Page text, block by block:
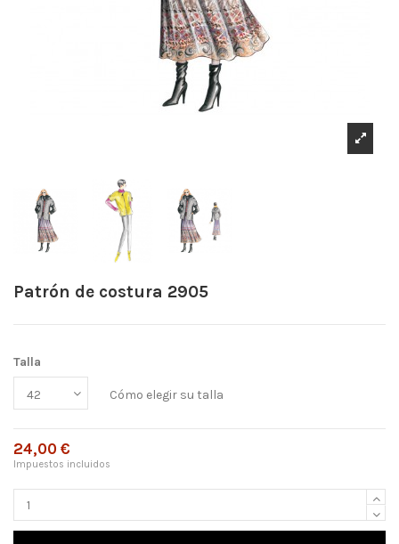
Patrón de costura 2905
Talla
Cómo elegir su talla
24,00 €
Impuestos incluidos